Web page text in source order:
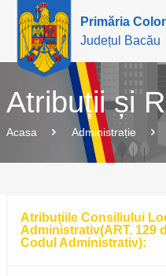
Primăria
Județul Bacău
Atribuții și
Acasa Administrație
Atribuțiile Consiliului
Administrativ(ART. 129
Codul Administrativ):